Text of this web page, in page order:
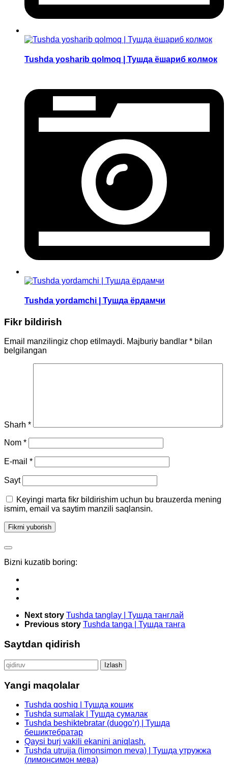
Tushda yosharib qolmoq | Тушда ёшариб колмок
Tushda yordamchi | Тушда ёрдамчи
Fikr bildirish
Email manzilingiz chop etilmaydi. Majburiy bandlar * bilan
belgilangan
Sharh *
Nom *
E-mail *
Sayt
Keyingi marta fikr bildirishim uchun bu brauzerda mening
ismim, email va saytim manzili saqlansin.
Bizni kuzatib boring:
Next story Tushda tanglay | Тушда танглай
Previous story Tushda tanga | Тушда танга
Saytdan qidirish
Qidirshish:
Yangi maqolalar
Tushda qoshiq | Тушда кошик
Tushda sumalak | Тушда сумалак
Tushda beshiktebratar (duogo’r) | Тушда
бешиктебратар
Qaysi burj vakili ekanini aniqlash.
Tushda utrujja (limonsimon meva) | Тушда утружжа
(лимонсимон мева)